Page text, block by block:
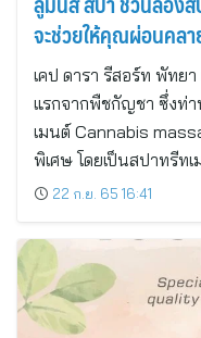
จะช่วยให้คุณผ่อนคล
เคป ดารา รีสอร์ท พัท
แรกจากพืชกัญชา ซึ่งท่
เมนต์ Cannabis
พิเศษ โดยเป็นสปาทรีท
22 ก.ย. 65 16:41